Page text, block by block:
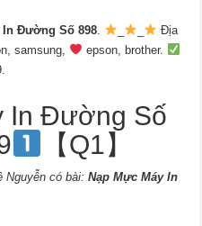
In Đường Số 898
Địa
samsung,
epson, brother.
In Đường Số
【Q1】
Nguyễn có bài:Nạp Mực Máy In